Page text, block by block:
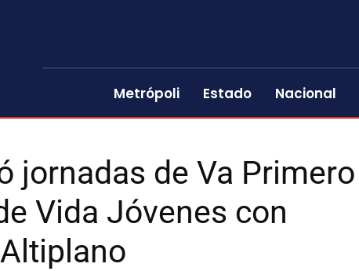
Metrópoli Estado Nacional
jornadas de Va Primero
Vida Jóvenes con